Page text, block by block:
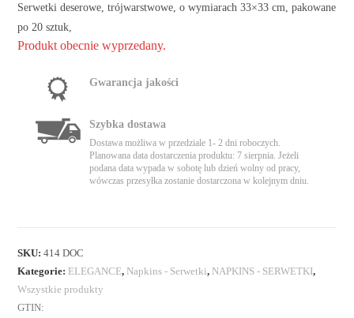
Serwetki deserowe, trójwarstwowe, o wymiarach 33×33 cm, pakowane
po 20 sztuk,
Produkt obecnie wyprzedany.
Gwarancja jakości
Szybka dostawa
Dostawa możliwa w przedziale 1- 2 dni roboczych.
Planowana data dostarczenia produktu: 7 sierpnia. Jeżeli
podana data wypada w sobotę lub dzień wolny od pracy,
wówczas przesyłka zostanie dostarczona w kolejnym dniu.
SKU:414 DOC
Kategorie: ELEGANCE, Napkins - Serwetki, NAPKINS - SERWETKI,
Wszystkie produkty
GTIN: